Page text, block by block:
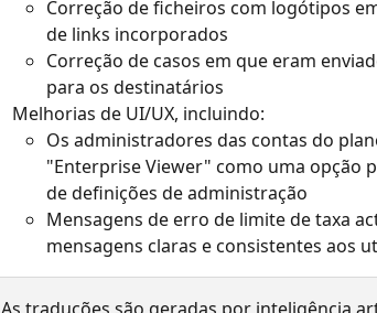
Correção de ficheiros com logótipos
de links incorporados
Correção de casos em que eram
para os destinatários
Melhorias de UI/UX, incluindo:
Os administradores das contas do
"Enterprise Viewer" como uma opção
de definições de administração
Mensagens de erro de limite de taxa
mensagens claras e consistentes aos